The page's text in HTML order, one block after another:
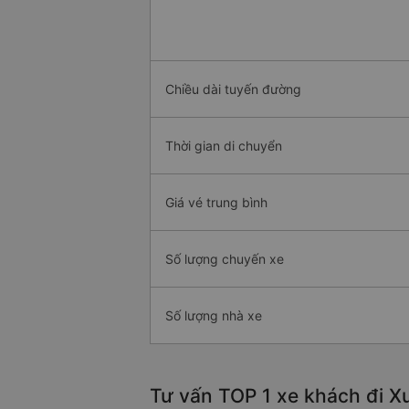
Chiều dài tuyến đường
Thời gian di chuyển
Giá vé trung bình
Số lượng chuyến xe
Số lượng nhà xe
Tư vấn TOP 1 xe khách đi